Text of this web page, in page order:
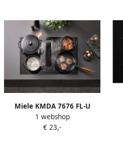
Miele KMDA 7676 FL-U
BlackPerfection Zwart
Ingebouwd 80 cm
1 webshop
€ 23,-